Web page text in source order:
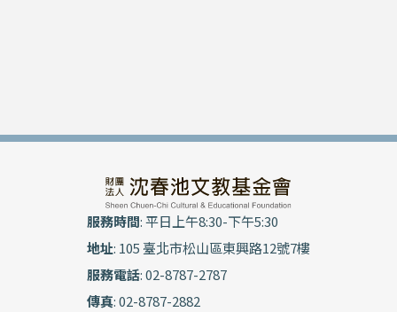
服務時間: 平日上午8:30-下午5:30
地址: 105 臺北市松山區東興路12號7樓
服務電話: 02-8787-2787
傳真: 02-8787-2882